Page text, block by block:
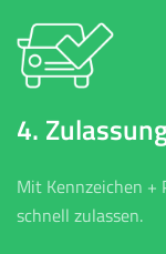
4.
Mit Kennzeichen +
schnell zulassen.